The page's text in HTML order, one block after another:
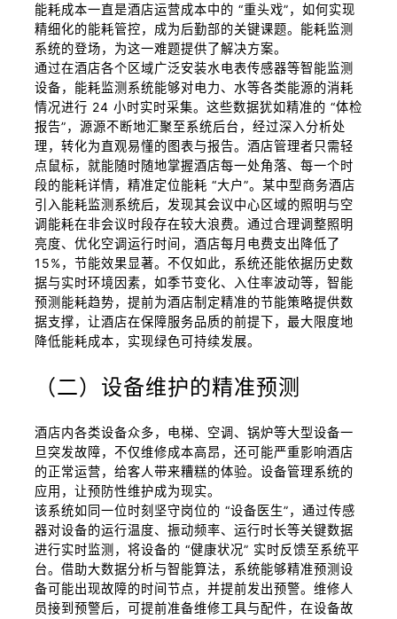
能耗成本一直是酒店运营成本中的 “重头戏”，如何实现
精细化的能耗管控，成为后勤部的关键课题。能耗监测
系统的登场，为这一难题提供了解决方案。
通过在酒店各个区域广泛安装水电表传感器等智能监测
设备，能耗监测系统能够对电力、水等各类能源的消耗
情况进行 24 小时实时采集。这些数据犹如精准的 “体检
报告”，源源不断地汇聚至系统后台，经过深入分析处
理，转化为直观易懂的图表与报告。酒店管理者只需轻
点鼠标，就能随时随地掌握酒店每一处角落、每一个时
段的能耗详情，精准定位能耗 “大户”。某中型商务酒店
引入能耗监测系统后，发现其会议中心区域的照明与空
调能耗在非会议时段存在较大浪费。通过合理调整照明
亮度、优化空调运行时间，酒店每月电费支出降低了
15%，节能效果显著。不仅如此，系统还能依据历史数
据与实时环境因素，如季节变化、入住率波动等，智能
预测能耗趋势，提前为酒店制定精准的节能策略提供数
据支撑，让酒店在保障服务品质的前提下，最大限度地
降低能耗成本，实现绿色可持续发展。
（二）设备维护的精准预测
酒店内各类设备众多，电梯、空调、锅炉等大型设备一
旦突发故障，不仅维修成本高昂，还可能严重影响酒店
的正常运营，给客人带来糟糕的体验。设备管理系统的
应用，让预防性维护成为现实。
该系统如同一位时刻坚守岗位的 “设备医生”，通过传感
器对设备的运行温度、振动频率、运行时长等关键数据
进行实时监测，将设备的 “健康状况” 实时反馈至系统平
台。借助大数据分析与智能算法，系统能够精准预测设
备可能出现故障的时间节点，并提前发出预警。维修人
员接到预警后，可提前准备维修工具与配件，在设备故